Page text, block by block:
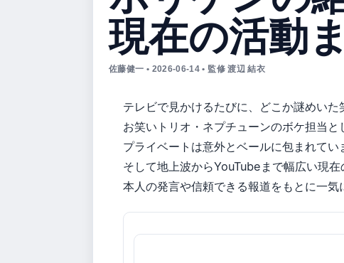
現在の活動
佐藤健一 • 2026-06-14 • 監修 渡辺 結衣
テレビで見かけるたびに、どこか謎めいた
お笑いトリオ・ネプチューンのボケ担当と
プライベートは意外とベールに包まれてい
そして地上波からYouTubeまで幅広い現在
本人の発言や信頼できる報道をもとに一気